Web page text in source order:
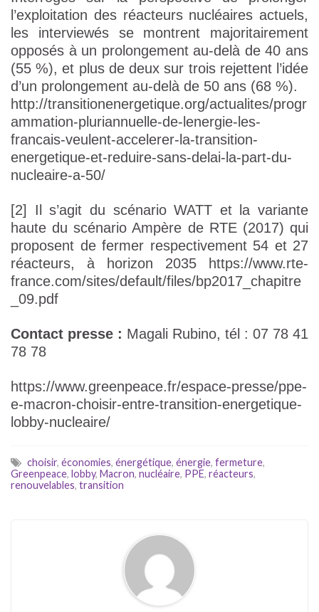
l’exploitation des réacteurs nucléaires actuels,
les interviewés se montrent majoritairement
opposés à un prolongement au-delà de 40 ans
(55 %), et plus de deux sur trois rejettent l’idée
d’un prolongement au-delà de 50 ans (68 %).
http://transitionenergetique.org/actualites/progr
ammation-pluriannuelle-de-lenergie-les-
francais-veulent-accelerer-la-transition-
energetique-et-reduire-sans-delai-la-part-du-
nucleaire-a-50/
[2] Il s’agit du scénario WATT et la variante
haute du scénario Ampère de RTE (2017) qui
proposent de fermer respectivement 54 et 27
réacteurs, à horizon 2035 https://www.rte-
france.com/sites/default/files/bp2017_chapitre
_09.pdf
Contact presse : Magali Rubino, tél : 07 78 41
78 78
https://www.greenpeace.fr/espace-presse/ppe-
e-macron-choisir-entre-transition-energetique-
lobby-nucleaire/
choisir, économies, énergétique, énergie, fermeture,
Greenpeace, lobby, Macron, nucléaire, PPE, réacteurs,
renouvelables, transition